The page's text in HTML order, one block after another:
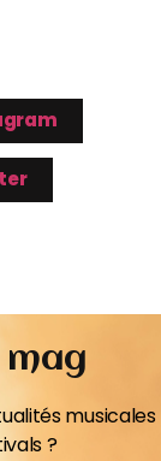
musicales
?